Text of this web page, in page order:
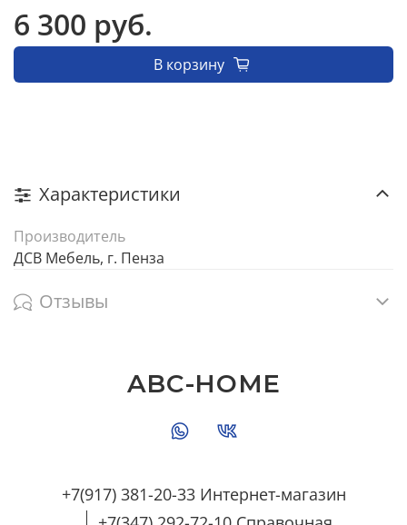
6 300 руб.
В корзину
Характеристики
Производитель
ДСВ Мебель, г. Пенза
Отзывы
+7(917) 381-20-33 Интернет-магазин
ABC-HOME